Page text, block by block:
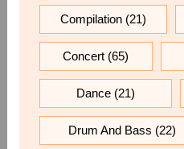
Compilation(21)
Concert (65)
Dance(21)
Drum And Bass (22)